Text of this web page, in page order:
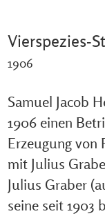
Vierspezies-
1906
Samuel Jacob
1906 einen
Erzeugung von
mit Julius
Julius Graber
seine seit 1903